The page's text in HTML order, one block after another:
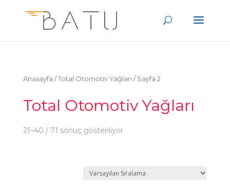
Anasayfa / Total Otomotiv Yağları / Sayfa 2
Total Otomotiv Yağları
21–40 / 71 sonuç gösteriliyor